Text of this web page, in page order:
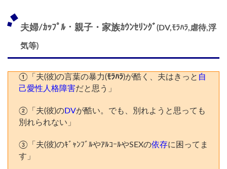
夫婦/ｶｯﾌﾟﾙ・親子・家族ｶｳﾝｾﾘﾝｸﾞ (DV,ﾓﾗﾊﾗ,虐待,浮
気等)
①「夫(彼)の言葉の暴力(ﾓﾗﾊﾗ)が酷く、夫はきっと 自
己愛性人格障害だと思う」
②「夫(彼)のDVが酷い。でも、別れようと思っても
別れられない」
③「夫(彼)のｷﾞｬﾝﾌﾞﾙやｱﾙｺｰﾙやSEXの依存に困ってま
す」